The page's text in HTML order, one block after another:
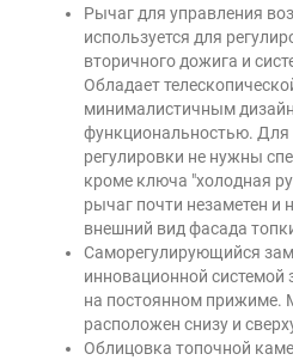
Рычаг для управления
используется для
вторичного дожига и
Обладает
минималистичным
функциональностью. Для
регулировки не нужны
кроме ключа "холодная
рычаг почти незаметен и
внешний вид фасада
Саморегулирующийся
инновационной
на постоянном прижиме.
расположен снизу и
Облицовка топочной